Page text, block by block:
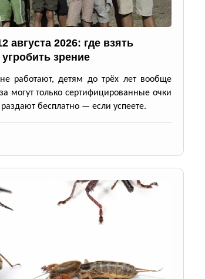
августа 2026: где взять
зрение
работают, детям до трёх лет вообще
могут только сертифицированные очки
бесплатно — если успеете.